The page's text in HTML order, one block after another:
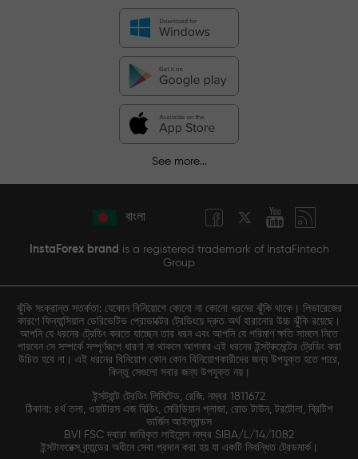
See more...
বাংলা
InstaForex brand is a registered trademark of InstaFintech
Group
ঝুঁকি সংক্রান্ত সতর্কতা: যেকোন বিনিয়োগে কোনো না কোনো ধরনের ঝুঁকি থাকে। লিভারেজের
কারণে ফিন্যান্সিয়াল ডেরিভেটিভ প্রোডাক্টের ট্রেডিংয়ে দ্রুত অর্থ হারানোর উচ্চ ঝুঁকি রয়েছে।
আপনি যে ধরনের ট্রেডিং করতে যাচ্ছেন তার ধরন এবং আপনি যে পরিমাণ ক্ষতি সামলে নিতে
পারবেন সে সম্পর্কে সম্পূর্ণরূপে ধারণা না থাকলে আপনার এই ধরনের ইন্সট্রুমেন্টের ট্রেডিং করা
উচিত হবে না। এই ধরনের বিনিয়োগ কোন কোন বিনিয়োগকারীদের জন্য উপযুক্ত হতে পারে,
কিন্তু সেগুলো সবার জন্য উপযুক্ত নয়।
ইন্সট্যান্ট ট্রেডিং লিমিটেড, রেজি. নম্বর 1811672
ঠিকানা: ৪র্থ তলা, ওয়াটারস এজ বিল্ডিং, মেরিডিয়ান প্লাজা, রোড টাউন, টরটোলা, ব্রিটিশ
ভার্জিন আইল্যান্ডস
BVI FSC দ্বারা জারিকৃত লাইসেন্স নম্বর SIBA/L/14/1082
ইন্সটাফরেক্স ব্র্যান্ডের অধীনে সেবা প্রদান করা হয় যা একটি নিবন্ধিত ট্রেডমার্ক।